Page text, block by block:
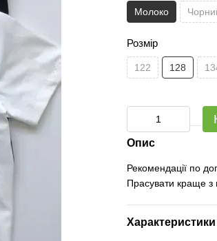
Молоко
Розмір
122 128
Опис
Рекомендації по
Прасувати краще з
Характеристики